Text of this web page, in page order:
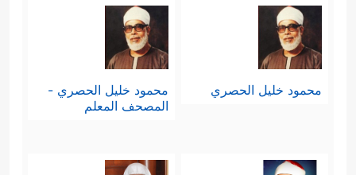
محمود خليل الحصري
محمود خليل الحصري -
المصحف المعلم